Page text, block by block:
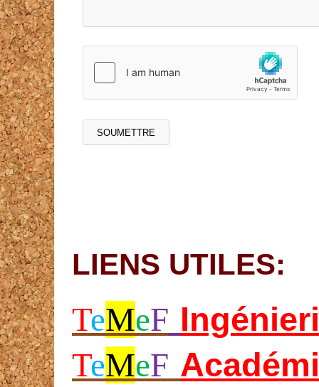
LIENS UTILES:
TeMeF Ing
TeMeF